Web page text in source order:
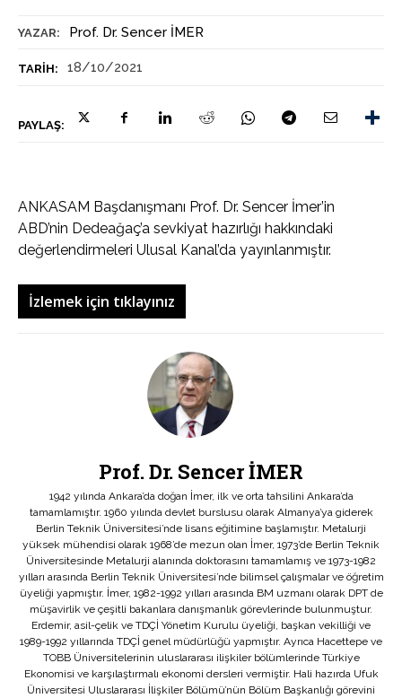
YAZAR: Prof. Dr. Sencer İMER
TARIH: 18/10/2021
PAYLAŞ:
ANKASAM Başdanışmanı Prof. Dr. Sencer İmer’in
ABD’nin Dedeağaç’a sevkiyat hazırlığı hakkındaki
değerlendirmeleri Ulusal Kanal’da yayınlanmıştır.
İzlemek için tıklayınız
Prof. Dr. Sencer İMER
1942 yılında Ankara’da doğan İmer, ilk ve orta tahsilini Ankara’da
tamamlamıştır. 1960 yılında devlet burslusu olarak Almanya’ya giderek
Berlin Teknik Üniversitesi’nde lisans eğitimine başlamıştır. Metalurji
yüksek mühendisi olarak 1968’de mezun olan İmer, 1973’de Berlin Teknik
Üniversitesinde Metalurji alanında doktorasını tamamlamış ve 1973-1982
yılları arasında Berlin Teknik Üniversitesi’nde bilimsel çalışmalar ve öğretim
üyeliği yapmıştır. İmer, 1982-1992 yılları arasında BM uzmanı olarak DPT de
müşavirlik ve çeşitli bakanlara danışmanlık görevlerinde bulunmuştur.
Erdemir, asil-çelik ve TDÇİ Yönetim Kurulu üyeliği, başkan vekilliği ve
1989-1992 yıllarında TDÇİ genel müdürlüğü yapmıştır. Ayrıca Hacettepe ve
TOBB Üniversitelerinin uluslararası ilişkiler bölümlerinde Türkiye
Ekonomisi ve karşılaştırmalı ekonomi dersleri vermiştir. Hali hazırda Ufuk
Üniversitesi Uluslararası İlişkiler Bölümü’nün Bölüm Başkanlığı görevini